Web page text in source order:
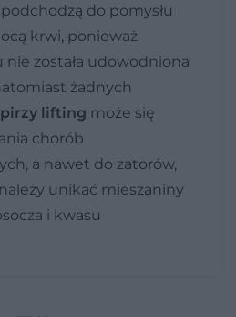
do pomysłu
krwi, ponieważ
została udowodniona
żadnych
lifting może się
chorób
a nawet do zatorów,
unikać mieszaniny
i kwasu